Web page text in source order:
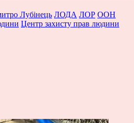
Лубінець ЛОДА ЛОР ООН
Центр захисту прав людини